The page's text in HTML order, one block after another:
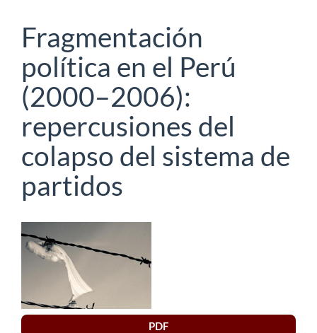
Fragmentación
política en el Perú
(2000–2006):
repercusiones del
colapso del sistema de
partidos
Barra
lateral
del
artículo
PDF